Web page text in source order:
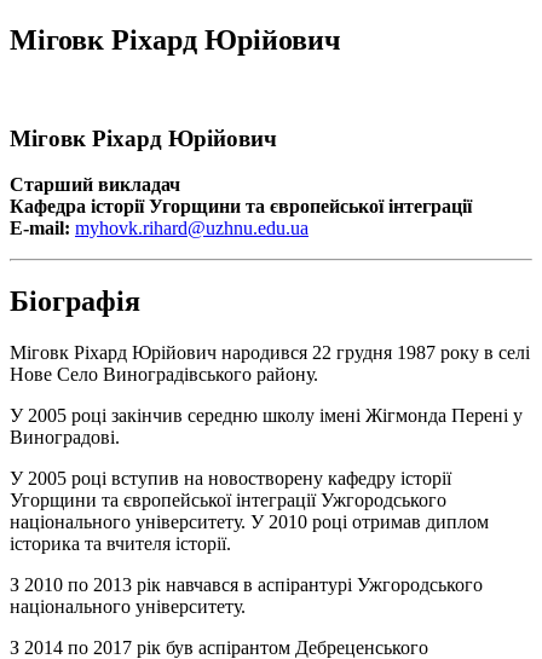
Міговк Ріхард Юрійович
Міговк Ріхард Юрійович
Старший викладач
Кафедра історії Угорщини та європейської інтеграції
E-mail: myhovk.rihard@uzhnu.edu.ua
Біографія
Міговк Ріхард Юрійович народився 22 грудня 1987 року в селі
Нове Село Виноградівського району.
У 2005 році закінчив середню школу імені Жігмонда Перені у
Виноградові.
У 2005 році вступив на новостворену кафедру історії
Угорщини та європейської інтеграції Ужгородського
національного університету. У 2010 році отримав диплом
історика та вчителя історії.
З 2010 по 2013 рік навчався в аспірантурі Ужгородського
національного університету.
З 2014 по 2017 рік був аспірантом Дебреценського